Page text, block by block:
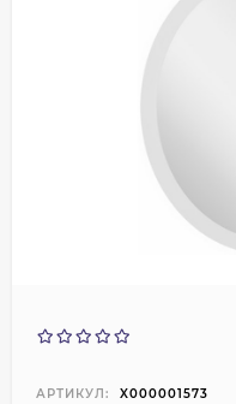
АРТИКУЛ: X000001573